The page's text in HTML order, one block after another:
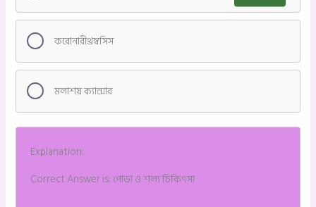
করোনারীথ্রম্বসিস
মলাশয় ক্যান্সার
Explanation:
Correct Answer is: পোড়া ও শল্য চিকিৎসা